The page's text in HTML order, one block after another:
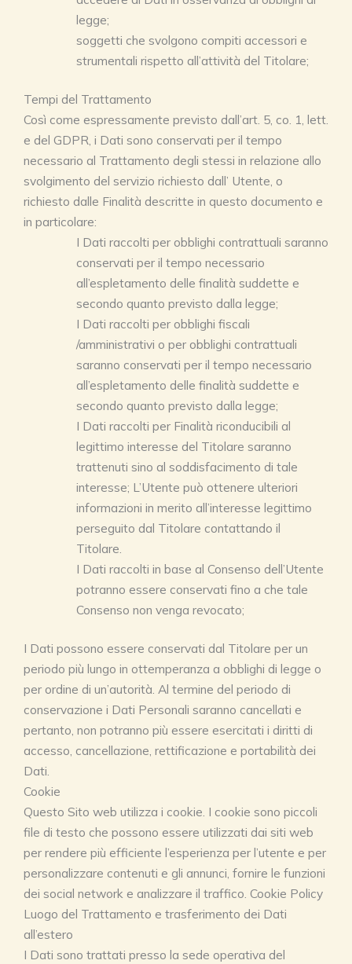
legge;
soggetti che svolgono compiti accessori e
strumentali rispetto all’attività del Titolare;
Tempi del Trattamento
Così come espressamente previsto dall’art. 5, co. 1, lett.
e del GDPR, i Dati sono conservati per il tempo
necessario al Trattamento degli stessi in relazione allo
svolgimento del servizio richiesto dall’ Utente, o
richiesto dalle Finalità descritte in questo documento e
in particolare:
I Dati raccolti per obblighi contrattuali saranno
conservati per il tempo necessario
all’espletamento delle finalità suddette e
secondo quanto previsto dalla legge;
I Dati raccolti per obblighi fiscali
/amministrativi o per obblighi contrattuali
saranno conservati per il tempo necessario
all’espletamento delle finalità suddette e
secondo quanto previsto dalla legge;
I Dati raccolti per Finalità riconducibili al
legittimo interesse del Titolare saranno
trattenuti sino al soddisfacimento di tale
interesse; L’Utente può ottenere ulteriori
informazioni in merito all’interesse legittimo
perseguito dal Titolare contattando il
Titolare.
I Dati raccolti in base al Consenso dell’Utente
potranno essere conservati fino a che tale
Consenso non venga revocato;
I Dati possono essere conservati dal Titolare per un
periodo più lungo in ottemperanza a obblighi di legge o
per ordine di un’autorità. Al termine del periodo di
conservazione i Dati Personali saranno cancellati e
pertanto, non potranno più essere esercitati i diritti di
accesso, cancellazione, rettificazione e portabilità dei
Dati.
Cookie
Questo Sito web utilizza i cookie. I cookie sono piccoli
file di testo che possono essere utilizzati dai siti web
per rendere più efficiente l’esperienza per l’utente e per
personalizzare contenuti e gli annunci, fornire le funzioni
dei social network e analizzare il traffico. Cookie Policy
Luogo del Trattamento e trasferimento dei Dati
all’estero
I Dati sono trattati presso la sede operativa del